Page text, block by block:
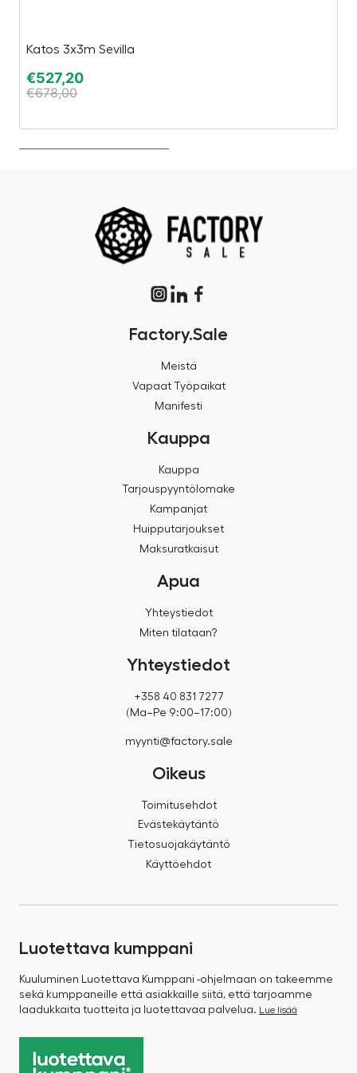
Katos 3x3m Sevilla
€527,20
€678,00
Factory.Sale
Meistä
Vapaat Työpaikat
Manifesti
Kauppa
Kauppa
Tarjouspyyntölomake
Kampanjat
Huipputarjoukset
Maksuratkaisut
Apua
Yhteystiedot
Miten tilataan?
Yhteystiedot
+358 40 831 7277
(Ma–Pe 9:00–17:00)
myynti@factory.sale
Oikeus
Toimitusehdot
Evästekäytäntö
Tietosuojakäytäntö
Käyttöehdot
Luotettava kumppani
Kuuluminen Luotettava Kumppani -ohjelmaan on takeemme
sekä kumppaneille että asiakkaille siitä, että tarjoamme
laadukkaita tuotteita ja luotettavaa palvelua. Lue lisää